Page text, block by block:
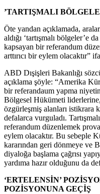
​’TARTIŞMALI
Öte yandan açıklamada,
aldığı ‘tartışmalı bölgeler’e
kapsayan bir referandum
arttırıcı bir eylem olacaktır”
ABD Dışişleri Bakanlığı
açıklama şöyle: “Amerika
bir referandaum yapma
Bölgesel Hükümeti
özgürleşmiş alanları istikrara
defalarca vurguladı.
referandum düzenlemek
eylem olacaktır. Bu sebeple
kararından geri dönmeye ve
diyaloğa başlama çağrısı
yardıma hazır olduğunu da
‘ERTELENSİN’
POZİSYONUNA GEÇİŞ